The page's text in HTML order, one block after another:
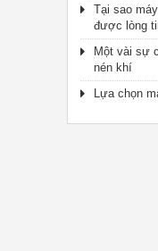
Tại sao
được lòng
Một vài sự
nén khí
Lựa chọn